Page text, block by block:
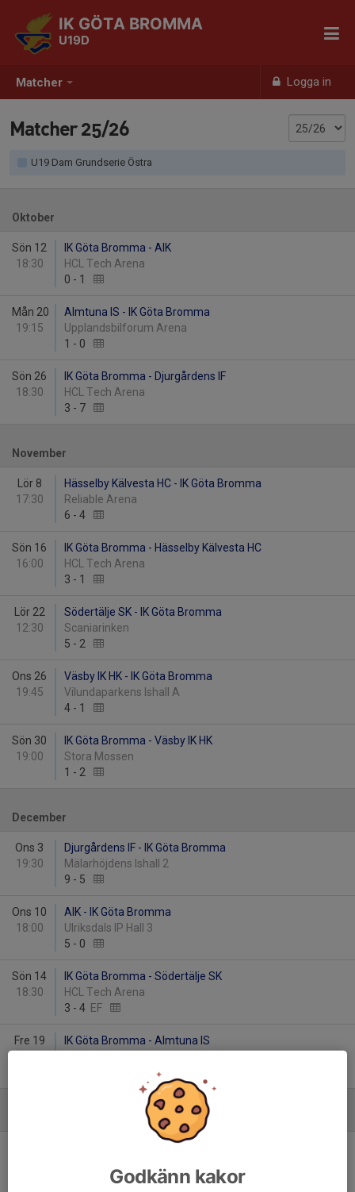
Matcher Logga in
IK GÖTA BROMMA
U19D
Matcher 25/26
U19 Dam Grundserie Östra
Oktober
Sön 12
18:30
IK Göta Bromma - AIK
HCL Tech Arena
0 - 1
Mån 20
19:15
Almtuna IS - IK Göta Bromma
Upplandsbilforum Arena
1 - 0
Sön 26
18:30
IK Göta Bromma - Djurgårdens IF
HCL Tech Arena
3 - 7
November
Lör 8
17:30
Hässelby Kälvesta HC - IK Göta Bromma
Reliable Arena
6 - 4
Sön 16
16:00
IK Göta Bromma - Hässelby Kälvesta HC
HCL Tech Arena
3 - 1
Lör 22
12:30
Södertälje SK - IK Göta Bromma
Scaniarinken
5 - 2
Ons 26
19:45
Väsby IK HK - IK Göta Bromma
Vilundaparkens Ishall A
4 - 1
Sön 30
19:00
IK Göta Bromma - Väsby IK HK
Stora Mossen
1 - 2
December
Ons 3
19:30
Djurgårdens IF - IK Göta Bromma
Mälarhöjdens Ishall 2
9 - 5
Ons 10
18:00
AIK - IK Göta Bromma
Ulriksdals IP Hall 3
5 - 0
Sön 14
18:30
IK Göta Bromma - Södertälje SK
HCL Tech Arena
3 - 4 EF
Fre 19
IK Göta Bromma - Almtuna IS
Hässelby Kälvesta HC - IK Göta Bromma
Godkänn kakor